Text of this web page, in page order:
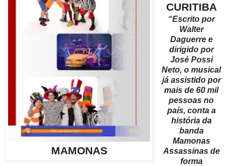
MAMONAS
CURITIBA
“Escrito por
Walter
Daguerre e
dirigido por
José Possi
Neto, o musical
já assistido por
mais de 60 mil
pessoas no
país, conta a
história da
banda
Mamonas
Assassinas de
forma